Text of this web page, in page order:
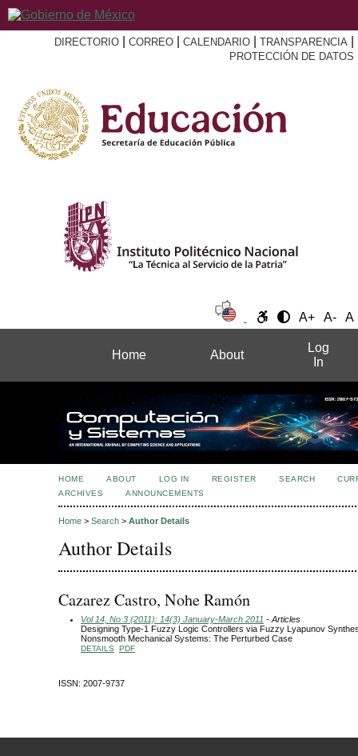
DIRECTORIO CORREO CALENDARIO TRANSPARENCIA
PROTECCIÓN DE DATOS
A+ A- A
Home About
Log
In
HOME ABOUT LOG IN REGISTER SEARCH
ARCHIVES
ANNOUNCEMENTS
Home > Search > Author Details
Author Details
Cazarez Castro, Nohe Ramón
Vol 14, No 3 (2011): 14(3) January-March 2011 - Articles
Designing Type-1 Fuzzy Logic Controllers via Fuzzy Lyapunov
Nonsmooth Mechanical Systems: The Perturbed Case
DETAILS PDF
ISSN: 2007-9737